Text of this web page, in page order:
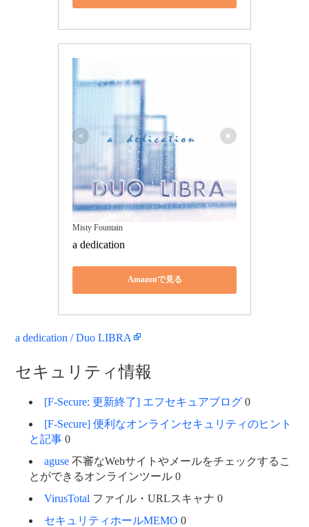
Misty Fountain
a dedication
Amazonで見る
a dedication / Duo LIBRA
セキュリティ情報
[F-Secure: 更新終了] エフセキュアブログ 0
[F-Secure] 便利なオンラインセキュリティのヒント
と記事 0
aguse 不審なWebサイトやメールをチェックするこ
とができるオンラインツール 0
VirusTotal ファイル・URLスキャナ 0
セキュリティホールMEMO 0